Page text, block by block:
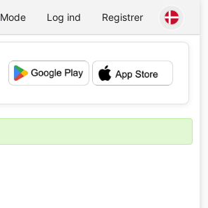
Mode Log ind Registrer
💕